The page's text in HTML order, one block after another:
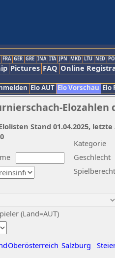
FRA GER GRE INA ITA JPN MKD LTU NED
Pictures FAQ Online
Elo AUT Elo Vorschau Elo
Elozahlen
Kategorie
Geschlecht
(Land=AUT)
Oberösterreich Salzburg
Stand 01.04.2025,